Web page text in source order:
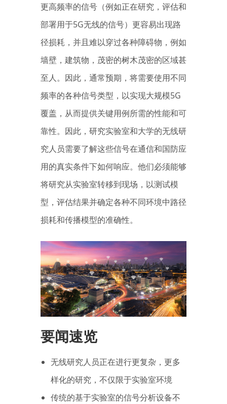
更高频率的信号（例如正在研究，评估和
部署用于5G无线的信号）更容易出现路
径损耗，并且难以穿过各种障碍物，例如
墙壁，建筑物，茂密的树木茂密的区域甚
至人。因此，通常预期，将需要使用不同
频率的各种信号类型，以实现大规模5G
覆盖，从而提供关键用例所需的性能和可
靠性。因此，研究实验室和大学的无线研
究人员需要了解这些信号在通信和国防应
用的真实条件下如何响应。他们必须能够
将研究从实验室转移到现场，以测试模
型，评估结果并确定各种不同环境中路径
损耗和传播模型的准确性。
要闻速览
无线研究人员正在进行更复杂，更多
样化的研究，不仅限于实验室环境
传统的基于实验室的信号分析设备不